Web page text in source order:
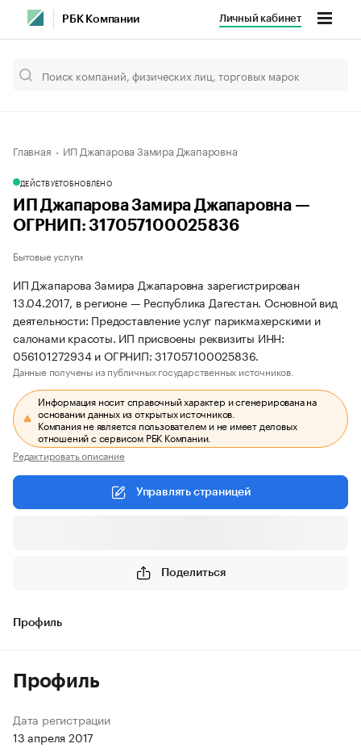
РБК Компании Личный кабинет
Главная ИП Джапарова Замира Джапаровна
ДЕЙСТВУЕТОБНОВЛЕНО
ИП Джапарова Замира Джапаровна —
ОГРНИП: 317057100025836
Бытовые услуги
ИП Джапарова Замира Джапаровна зарегистрирован
13.04.2017, в регионе — Республика Дагестан. Основной вид
деятельности: Предоставление услуг парикмахерскими и
салонами красоты. ИП присвоены реквизиты ИНН:
056101272934 и ОГРНИП: 317057100025836.
Данные получены из публичных государственных источников.
Информация носит справочный характер и сгенерирована на
основании данных из открытых источников.
Компания не является пользователем и не имеет деловых
отношений с сервисом РБК Компании.
Редактировать описание
Управлять страницей
Поделиться
Профиль
Профиль
Дата регистрации
13 апреля 2017